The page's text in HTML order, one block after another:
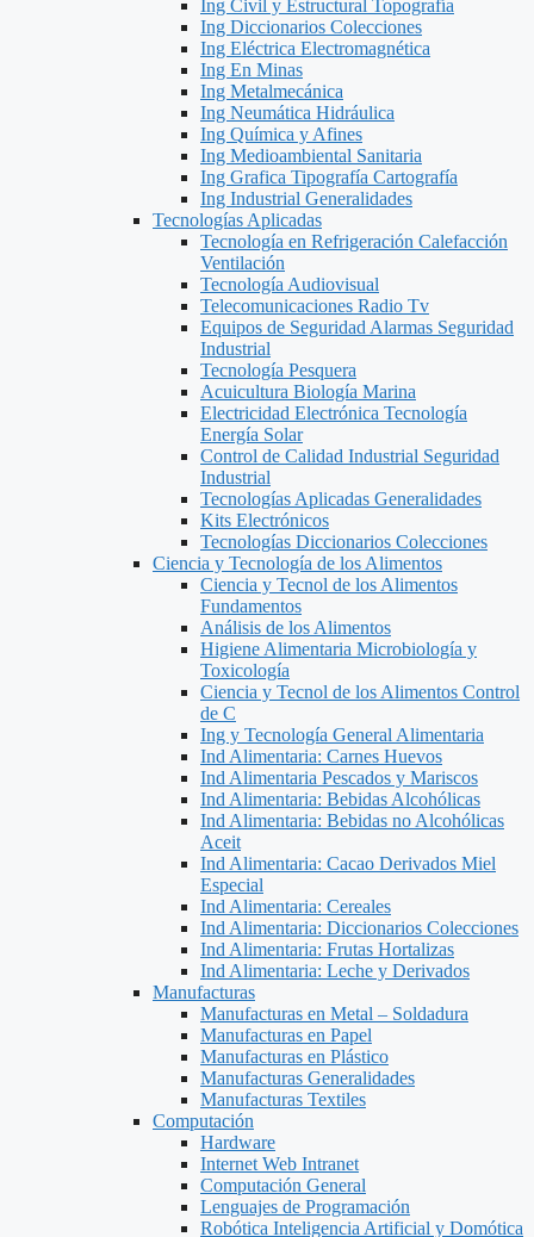
Ing Civil y Estructural Topografía
Ing Diccionarios Colecciones
Ing Eléctrica Electromagnética
Ing En Minas
Ing Metalmecánica
Ing Neumática Hidráulica
Ing Química y Afines
Ing Medioambiental Sanitaria
Ing Grafica Tipografía Cartografía
Ing Industrial Generalidades
Tecnologías Aplicadas
Tecnología en Refrigeración Calefacción
Ventilación
Tecnología Audiovisual
Telecomunicaciones Radio Tv
Equipos de Seguridad Alarmas Seguridad
Industrial
Tecnología Pesquera
Acuicultura Biología Marina
Electricidad Electrónica Tecnología
Energía Solar
Control de Calidad Industrial Seguridad
Industrial
Tecnologías Aplicadas Generalidades
Kits Electrónicos
Tecnologías Diccionarios Colecciones
Ciencia y Tecnología de los Alimentos
Ciencia y Tecnol de los Alimentos
Fundamentos
Análisis de los Alimentos
Higiene Alimentaria Microbiología y
Toxicología
Ciencia y Tecnol de los Alimentos Control
de C
Ing y Tecnología General Alimentaria
Ind Alimentaria: Carnes Huevos
Ind Alimentaria Pescados y Mariscos
Ind Alimentaria: Bebidas Alcohólicas
Ind Alimentaria: Bebidas no Alcohólicas
Aceit
Ind Alimentaria: Cacao Derivados Miel
Especial
Ind Alimentaria: Cereales
Ind Alimentaria: Diccionarios Colecciones
Ind Alimentaria: Frutas Hortalizas
Ind Alimentaria: Leche y Derivados
Manufacturas
Manufacturas en Metal – Soldadura
Manufacturas en Papel
Manufacturas en Plástico
Manufacturas Generalidades
Manufacturas Textiles
Computación
Hardware
Internet Web Intranet
Computación General
Lenguajes de Programación
Robótica Inteligencia Artificial y Domótica